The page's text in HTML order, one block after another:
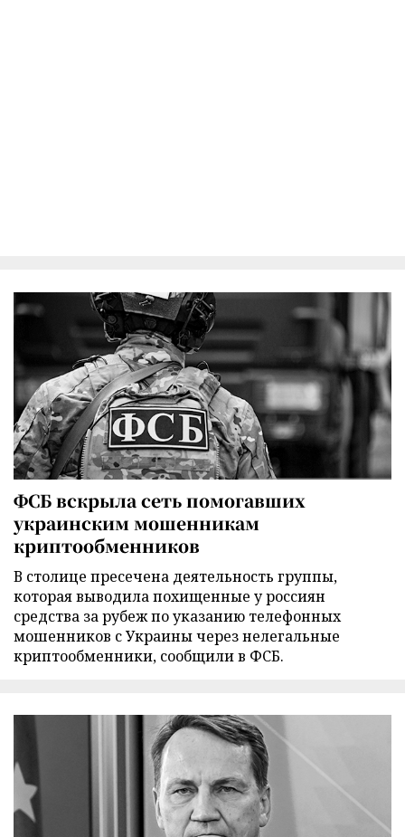
ФСБ вскрыла сеть помогавших
украинским мошенникам
криптообменников
В столице пресечена деятельность группы,
которая выводила похищенные у россиян
средства за рубеж по указанию телефонных
мошенников с Украины через нелегальные
криптообменники, сообщили в ФСБ.